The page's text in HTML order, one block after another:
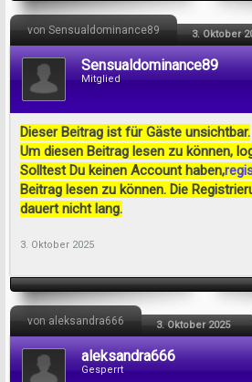
von Sensualdominance89 3. Oktober
Sensualdominance89
Mitglied
Dieser Beitrag ist für Gäste unsichtbar.
Um diesen Beitrag lesen zu können,
Solltest Du keinen Account haben,
Beitrag lesen zu können. Die
dauert nicht lang.
3. Oktober 2025
von aleksandra666 3. Oktober 2025
aleksandra666
Gesperrt